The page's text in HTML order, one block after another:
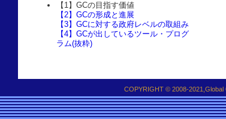
【1】GCの目指す価値
【2】GCの形成と進展
【3】GCに対する政府レベルの取組み
【4】GCが出しているツール・プログ
ラム(抜粋)
COPYRIGHT © 2008-